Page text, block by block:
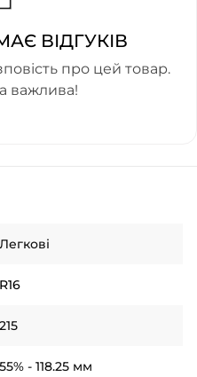
ВІДГУКІВ
про цей товар.
важлива!
Легкові
R16
215
55% - 118.25 мм